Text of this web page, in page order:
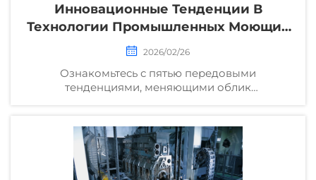
Инновационные Тенденции В
Технологии Промышленных Моющих
Машин
2026/02/26
Ознакомьтесь с пятью передовыми
тенденциями, меняющими облик
развитие, робототехника и прогнозирующее
техническое обслуживание. Узнайте, как они
повышают эффективность и снижают затраты.
Изучите прямо сейчас.